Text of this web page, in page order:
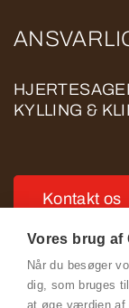
KYLLING &
Kontakt os
Vores brug af
Når du besøger
dig, som bruges
at øge værdien af